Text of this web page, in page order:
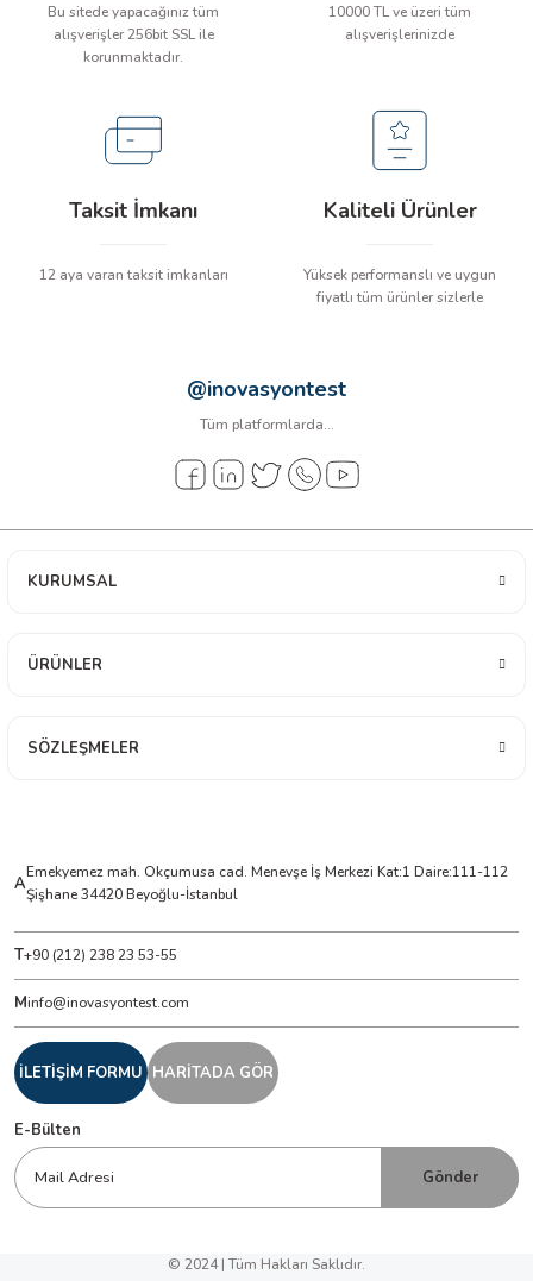
Bu sitede yapacağınız tüm
alışverişler 256bit SSL ile
korunmaktadır.
10000 TL ve üzeri tüm
alışverişlerinizde
Taksit İmkanı
12 aya varan taksit imkanları
Kaliteli Ürünler
Yüksek performanslı ve uygun
fiyatlı tüm ürünler sizlerle
@inovasyontest
Tüm platformlarda...
KURUMSAL
ÜRÜNLER
SÖZLEŞMELER
A
Emekyemez mah. Okçumusa cad. Menevşe İş Merkezi Kat:1 Daire:111-112
Şişhane 34420 Beyoğlu-İstanbul
T+90 (212) 238 23 53-55
Minfo@inovasyontest.com
İLETİŞİM FORMU HARİTADA GÖR
E-Bülten
Gönder
© 2024 | Tüm Hakları Saklıdır.